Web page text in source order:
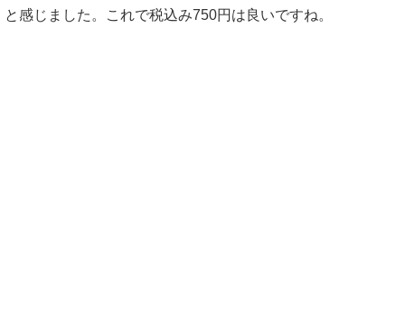
と感じました。これで税込み750円は良いですね。